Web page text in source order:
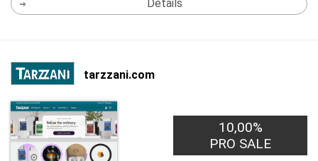
Details
tarzzani.com
10,00%
PRO SALE